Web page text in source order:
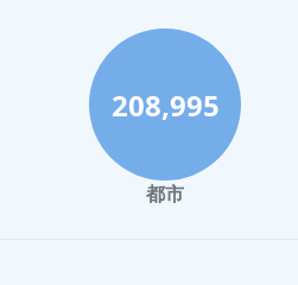
208,995
都市